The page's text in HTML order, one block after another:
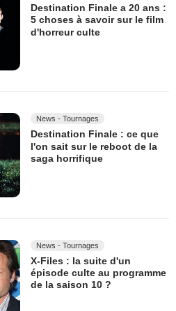
Destination Finale a 20 ans :
5 choses à savoir sur le film
d'horreur culte
News - Tournages
Destination Finale : ce que
l'on sait sur le reboot de la
saga horrifique
News - Tournages
X-Files : la suite d'un
épisode culte au programme
de la saison 10 ?